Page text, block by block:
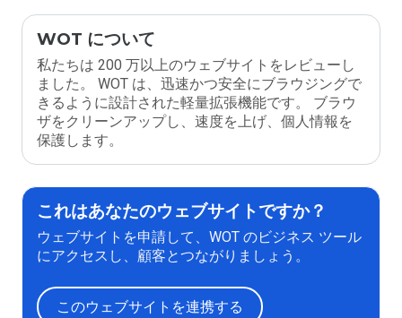
WOT について
私たちは 200 万以上のウェブサイトをレビューし
ました。 WOT は、迅速かつ安全にブラウジングで
きるように設計された軽量拡張機能です。 ブラウ
ザをクリーンアップし、速度を上げ、個人情報を
保護します。
これはあなたのウェブサイトですか？
ウェブサイトを申請して、WOT のビジネス ツール
にアクセスし、顧客とつながりましょう。
このウェブサイトを連携する